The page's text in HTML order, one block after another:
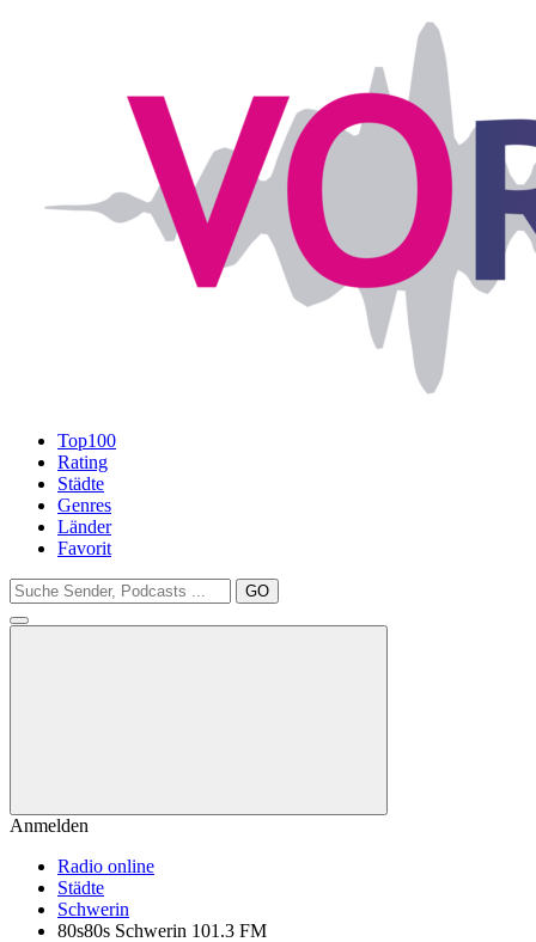
Top100
Rating
Städte
Genres
Länder
Favorit
GO
Anmelden
Radio online
Städte
Schwerin
80s80s Schwerin 101.3 FM